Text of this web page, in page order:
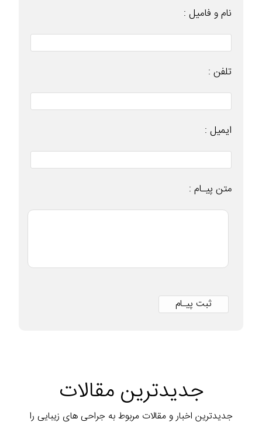
نام و فامیل :
تلفن :
ایمیل :
متن پیـام :
جدیدترین مقالات
جدیدترین اخبار و مقالات مربوط به جراحی های زیبایی را